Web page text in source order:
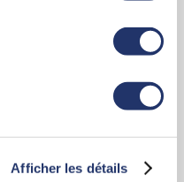
Afficher les détails